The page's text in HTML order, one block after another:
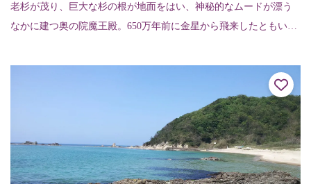
老杉が茂り、巨大な杉の根が地面をはい、神秘的なムードが漂う
なかに建つ奥の院魔王殿。650万年前に金星から飛来したともいわ
神社へ抜ける散...